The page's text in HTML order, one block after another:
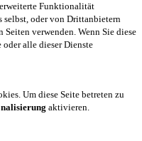
Funktionalität
oder von Drittanbietern
Seiten verwenden. Wenn Sie diese
alle dieser Dienste
Um diese Seite betreten zu
aktivieren.